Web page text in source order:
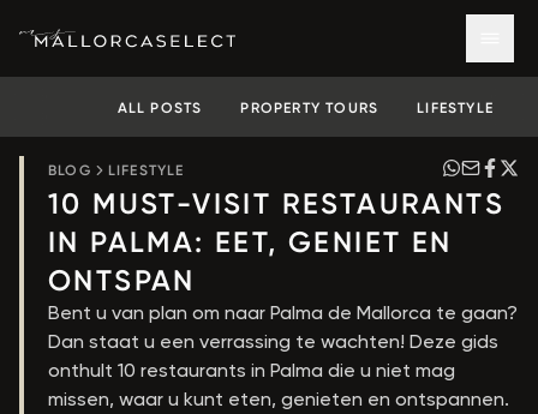
ALL POSTS PROPERTY TOURS LIFESTYLE
BLOG LIFESTYLE
10 MUST-VISIT RESTAURANTS
IN PALMA: EET, GENIET EN
ONTSPAN
Bent u van plan om naar Palma de Mallorca te gaan?
Dan staat u een verrassing te wachten! Deze gids
onthult 10 restaurants in Palma die u niet mag
missen, waar u kunt eten, genieten en ontspannen.